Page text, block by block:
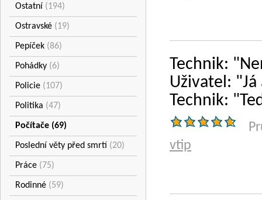
Ostatní (194)
Ostravské (19)
Pepíček (86)
Pohádky (6)
Policie (107)
Politika (47)
Počítače (69)
Poslední věty před smrtí (20)
Práce (75)
Rodinné (59)
Technik:
Uživatel:
Technik:
vtip